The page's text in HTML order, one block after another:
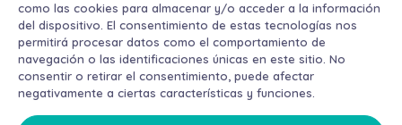
como las cookies para almacenar y/o acceder a la información
del dispositivo. El consentimiento de estas tecnologías nos
permitirá procesar datos como el comportamiento de
navegación o las identificaciones únicas en este sitio. No
consentir o retirar el consentimiento, puede afectar
negativamente a ciertas características y funciones.
©2026AraMax Canarias S.L. Todos los derechos reservados.